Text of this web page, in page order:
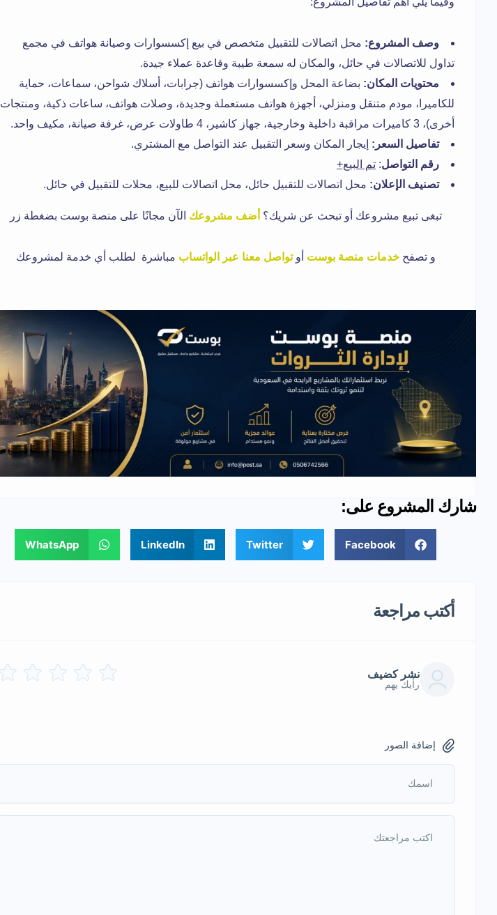
وصف المشروع: محل اتصالات للتقبيل متخصص في بيع إكسسوارات وصيانة هواتف في مجمع
تداول للاتصالات في حائل، والمكان له سمعة طيبة وقاعدة عملاء جيدة.
محتويات المكان: بضاعة المحل وإكسسوارات هواتف (جرابات، أسلاك شواحن، سماعات، حماية
للكاميرا، مودم متنقل ومنزلي، أجهزة هواتف مستعملة وجديدة، وصلات هواتف، ساعات ذكية، ومنتجات
أخرى)، 3 كاميرات مراقبة داخلية وخارجية، جهاز كاشير، 4 طاولات عرض، غرفة صيانة، مكيف واحد.
تفاصيل السعر: إيجار المكان وسعر التقبيل عند التواصل مع المشتري.
رقم التواصل: تم البيع+
تصنيف الإعلان: محل اتصالات للتقبيل حائل، محل اتصالات للبيع، محلات للتقبيل في حائل.
تبغى تبيع مشروعك أو تبحث عن شريك؟ أضف مشروعك الآن مجانًا على منصة بوست بضغطة زر
وتصفحخدمات منصة بوست أو تواصل معنا عبر الواتساب مباشرة لطلب أي خدمة لمشروعك
شارك المشروع على:
Facebook
Twitter
LinkedIn
WhatsApp
أكتب مراجعة
نشر كضيف
رأيك يهم
إضافة الصور